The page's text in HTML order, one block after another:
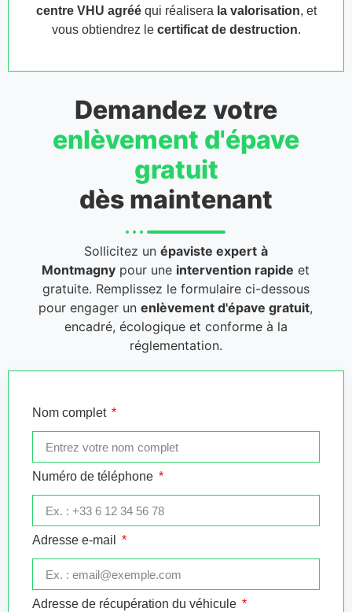
centre VHU agrééqui réalisera la valorisation, et
vous obtiendrez le certificat de destruction.
Demandez votre
enlèvement d'épave
gratuit
dès maintenant
Sollicitez un épaviste expert à
Montmagny pour une intervention rapide et
gratuite. Remplissez le formulaire ci-dessous
pour engager unenlèvement d'épave gratuit,
encadré, écologique et conforme à la
réglementation.
Nom complet
Numéro de téléphone
Adresse e-mail
Adresse de récupération du véhicule